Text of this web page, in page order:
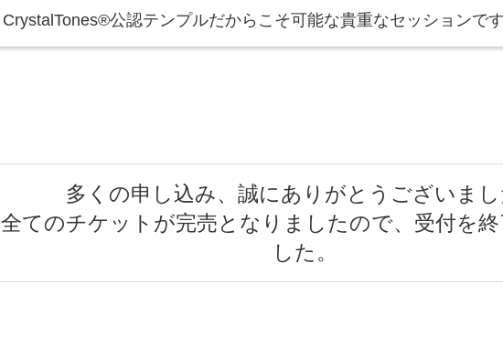
CrystalTones®︎公認テンプルだからこそ可能な貴重なセッションです
多くの申し込み、誠にありがとうございまし
全てのチケットが完売となりましたので、受付を終
した。